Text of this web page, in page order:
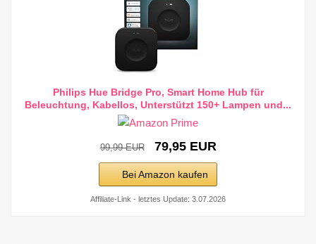
Philips Hue Bridge Pro, Smart Home Hub für
Beleuchtung, Kabellos, Unterstützt 150+ Lampen und...
99,99 EUR 79,95 EUR
Bei Amazon kaufen
Affiliate-Link - letztes Update: 3.07.2026